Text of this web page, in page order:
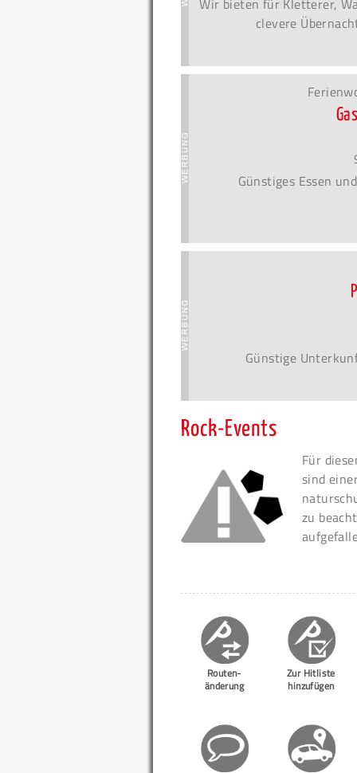
Wir bieten für Kletterer,
clevere
Günstiges Essen
Günstige
Rock-Events
Für
sind
zu
Routen-
änderung
Zur Hitliste
hinzufügen